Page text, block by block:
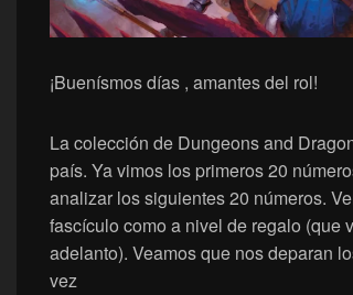
¡Buenísmos días , amantes del rol!
La colección de Dungeons and
país. Ya vimos los primeros 20
analizar los siguientes 20 números.
fascículo como a nivel de regalo (que
adelanto). Veamos que nos deparan
vez